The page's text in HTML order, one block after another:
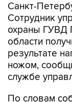
Санкт-
Сотрудник
охраны ГУВД
области
результате
ножом,
службе
По словам